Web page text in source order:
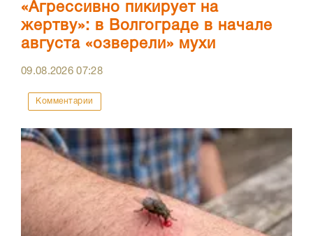
«Агрессивно пикирует на
жертву»: в Волгограде в начале
августа «озверели» мухи
09.08.202607:28
Комментарии